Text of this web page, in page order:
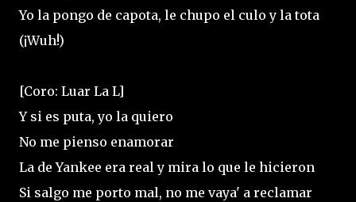
Yo la pongo de capota, le chupo el culo y la tota
(¡Wuh!)
[Coro: Luar La L]
Y si es puta, yo la quiero
No me pienso enamorar
La de Yankee era real y mira lo que le hicieron
Si salgo me porto mal, no me vaya' a reclamar